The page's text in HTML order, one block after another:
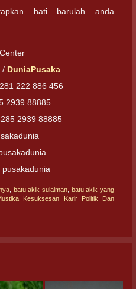
hati barulah anda
/ DuniaPusaka
222 886 456
2939 88885
2939 88885
batu akik sulaiman
batu akik yang
Kesuksesan Karir Politik Dan